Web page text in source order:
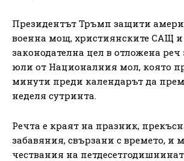
Президентът Тръмп защити
военна мощ, християнските САЩ и
законодателна цел в отложена реч
юли от Националния мол, която
минути преди календарът да
неделя сутринта.
Речта е краят на празник,
забавяния, свързани с времето, и
чествания на